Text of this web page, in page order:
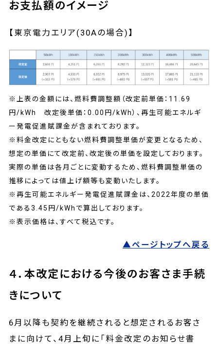
お支払額のイメージ
【東京電力エリア(30Aの場合)】
※上表の金額には、燃料費調整額（改定前単価：11.69
円/kWh 改定後単価：0.00円/kWh）、再生可能エネルギ
ー発電促進賦課金が含まれております。
※料金改定にともない燃料費調整単価が変更となるため、
想定の単価にて改定前、改定後の単価を設定しております。
実際の単価は各月ごとに変動するため、燃料費調整単価の
推移によっては値上げ額等も変動いたします。
※再生可能エネルギー発電促進賦課金は、2022年度の単価
である3.45円/kWhで算出しております。
※表示価格は、すべて税込です。
▲ページトップへ戻る
４．本改定における今後のお客さま手続
きについて
6月以降も契約を継続されると想定されるお客さ
まに向けて、4月上旬に「料金改定のお知らせ書